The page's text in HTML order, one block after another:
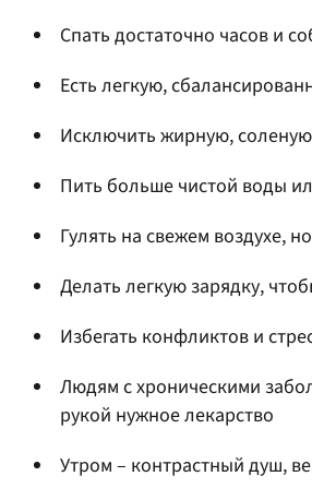
Спать достаточно часов и
Есть легкую,
Исключить жирную,
Пить больше чистой воды
Гулять на свежем воздухе,
Делать легкую зарядку,
Избегать конфликтов и
Людям с хроническими
рукой нужное лекарство
Утром – контрастный душ,